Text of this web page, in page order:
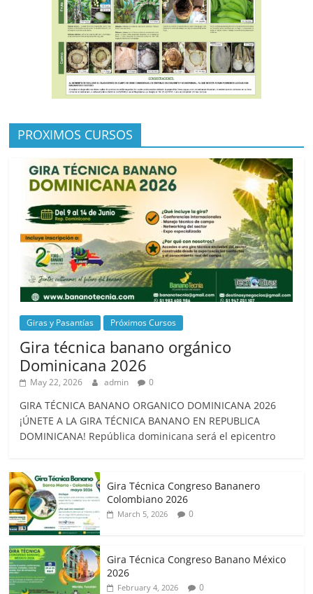
PROXIMOS CURSOS
Giras y Pasantías Próximos Cursos
Gira técnica banano orgánico
Dominicana 2026
May 22, 2026 admin 0
GIRA TÉCNICA BANANO ORGANICO DOMINICANA 2026
¡ÚNETE A LA GIRA TÉCNICA BANANO EN REPUBLICA
DOMINICANA! República dominicana será el epicentro
Gira Técnica Congreso Bananero
Colombiano 2026
March 5, 2026 0
Gira Técnica Congreso Banano México
2026
February 4, 2026 0